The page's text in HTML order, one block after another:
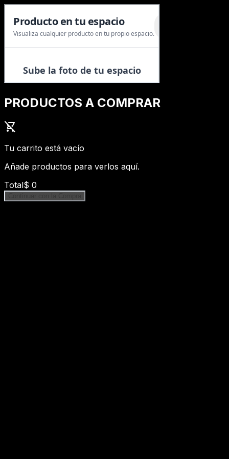
PRODUCTOS A COMPRAR
shopping_cart_off
Tu carrito está vacío
Añade productos para verlos aquí.
Total$ 0